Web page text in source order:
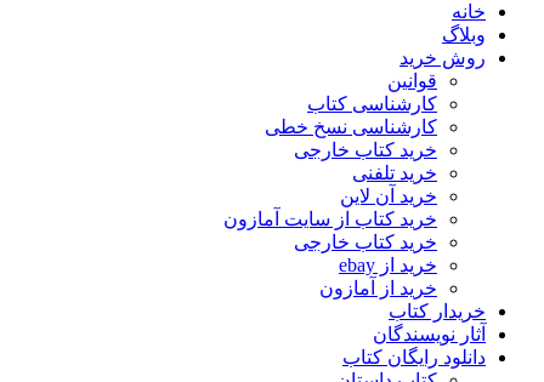
خانه
وبلاگ
روش خرید
قوانین
کارشناسی کتاب
کارشناسی نسخ خطی
خرید کتاب خارجی
خرید تلفنی
خرید آن لاین
خرید کتاب از سایت آمازون
خرید کتاب خارجی
خرید از ebay
خرید از آمازون
خریدار کتاب
آثار نویسندگان
دانلود رایگان کتاب